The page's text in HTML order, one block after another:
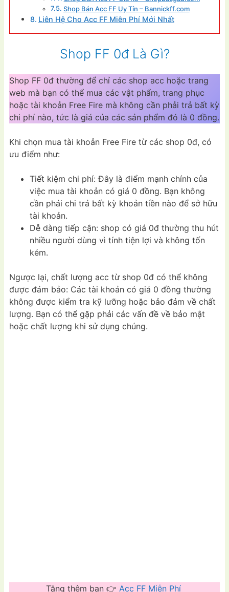
Shop Bán Acc FF Uy Tín – Bannickff.com
Liên Hệ Cho Acc FF Miễn Phí Mới Nhất
Shop FF 0đ Là Gì?
Shop FF 0đ thường để chỉ các shop acc hoặc trang
web mà bạn có thể mua các vật phẩm, trang phục
hoặc tài khoản Free Fire mà không cần phải trả bất kỳ
chi phí nào, tức là giá của các sản phẩm đó là 0 đồng.
Khi chọn mua tài khoản Free Fire từ các shop 0đ, có
ưu điểm như:
Tiết kiệm chi phí: Đây là điểm mạnh chính của
việc mua tài khoản có giá 0 đồng. Bạn không
cần phải chi trả bất kỳ khoản tiền nào để sở hữu
tài khoản.
Dễ dàng tiếp cận: shop có giá 0đ thường thu hút
nhiều người dùng vì tính tiện lợi và không tốn
kém.
Ngược lại, chất lượng acc từ shop 0đ có thể không
được đảm bảo: Các tài khoản có giá 0 đồng thường
không được kiểm tra kỹ lưỡng hoặc bảo đảm về chất
lượng. Bạn có thể gặp phải các vấn đề về bảo mật
hoặc chất lượng khi sử dụng chúng.
Tặng thêm bạn 👉 Acc FF Miễn Phí